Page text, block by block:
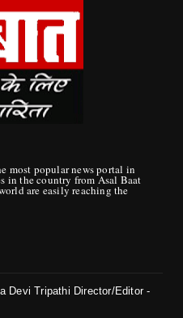
most popular news portal in
asalbat33@gmail.com